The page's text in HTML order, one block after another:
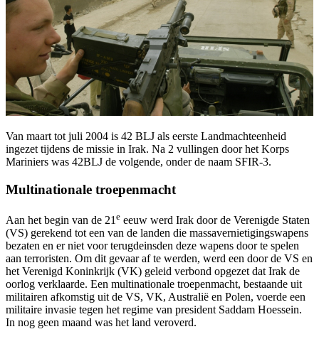
Van maart tot juli 2004 is 42 BLJ als eerste Landmachteenheid
ingezet tijdens de missie in Irak. Na 2 vullingen door het Korps
Mariniers was 42BLJ de volgende, onder de naam SFIR-3.
Multinationale troepenmacht
Aan het begin van de 21 e eeuw werd Irak door de Verenigde Staten
(VS) gerekend tot een van de landen die massavernietigingswapens
bezaten en er niet voor terugdeinsden deze wapens door te spelen
aan terroristen. Om dit gevaar af te werden, werd een door de VS en
het Verenigd Koninkrijk (VK) geleid verbond opgezet dat Irak de
oorlog verklaarde. Een multinationale troepenmacht, bestaande uit
militairen afkomstig uit de VS, VK, Australië en Polen, voerde een
militaire invasie tegen het regime van president Saddam Hoessein.
In nog geen maand was het land veroverd.